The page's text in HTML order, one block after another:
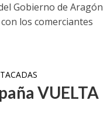
Gobierno de Aragón
los comerciantes
VUELTA